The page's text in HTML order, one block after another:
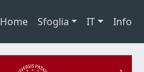
Home Sfoglia IT Info